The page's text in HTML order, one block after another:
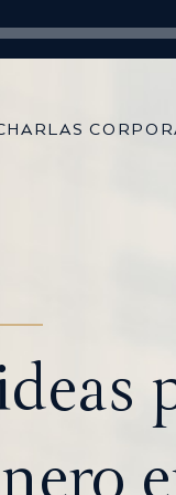
De 100 mil dólares